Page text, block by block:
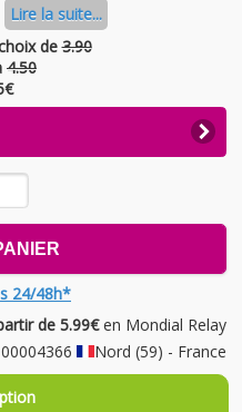
Lire la suite...
de3.90
4.50
€
24/48h*
de 5.99€en Mondial Relay
Nord (59) - France